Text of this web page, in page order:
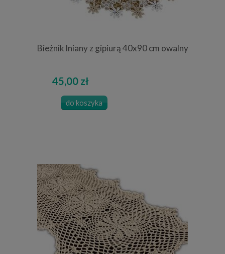
Bieżnik lniany z gipiurą 40x90 cm owalny
45,00 zł
do koszyka